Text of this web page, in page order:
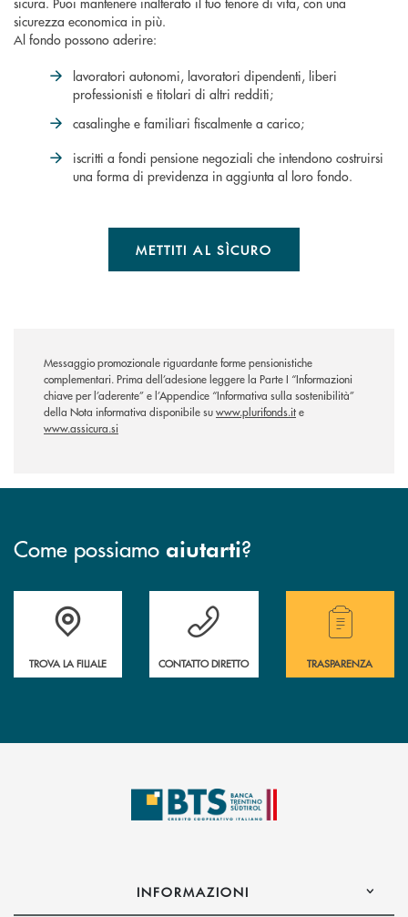
sicurezza economica in più.
Al fondo possono aderire:
lavoratori autonomi, lavoratori dipendenti, liberi
professionisti e titolari di altri redditi;
casalinghe e familiari fiscalmente a carico;
iscritti a fondi pensione negoziali che intendono costruirsi
una forma di previdenza in aggiunta al loro fondo.
METTITI AL SÌCURO
Messaggio promozionale riguardante forme pensionistiche
complementari. Prima dell’adesione leggere la Parte I “Informazioni
chiave per l’aderente” e l’Appendice “Informativa sulla sostenibilità”
della Nota informativa disponibile suwww.plurifonds.ite
www.assicura.si
Come possiamo aiutarti?
Accedi all' elenco completo delle filiali.
TROVA LA FILIALE
Hai bisogno di assistenza immediata?
CONTATTO DIRETTO
Hai bisogno di
TRASPARENZA
INFORMAZIONI